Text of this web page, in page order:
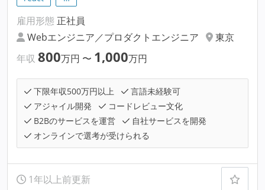
雇用形態 正社員
Webエンジニア／プロダクトエンジニア
東京
年収 800万円 〜 1,000万円
下限年収500万円以上
言語未経験可
アジャイル開発
コードレビュー文化
B2Bのサービスを運営
自社サービスを開発
オンラインで選考が受けられる
1年以上前更新